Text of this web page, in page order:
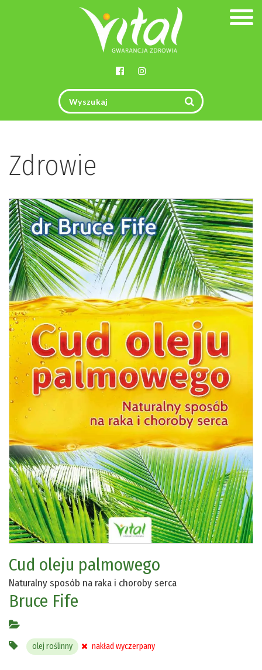
Zdrowie
Cud oleju palmowego
Naturalny sposób na raka i choroby serca
Bruce Fife
olej roślinny nakład wyczerpany